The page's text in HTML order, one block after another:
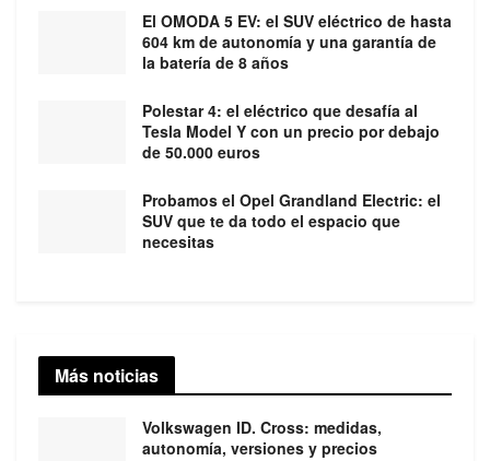
El OMODA 5 EV: el SUV eléctrico de hasta
604 km de autonomía y una garantía de
la batería de 8 años
Polestar 4: el eléctrico que desafía al
Tesla Model Y con un precio por debajo
de 50.000 euros
Probamos el Opel Grandland Electric: el
SUV que te da todo el espacio que
necesitas
Más noticias
Volkswagen ID. Cross: medidas,
autonomía, versiones y precios